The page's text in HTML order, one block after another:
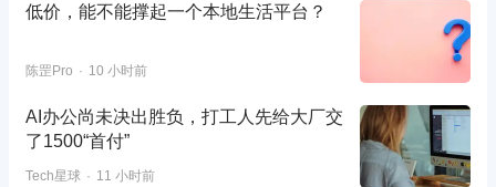
低价，能不能撑起一个本地生活平台？
陈罡Pro 10 小时前
AI办公尚未决出胜负，打工人先给大厂交
了1500“首付”
Tech星球 11 小时前